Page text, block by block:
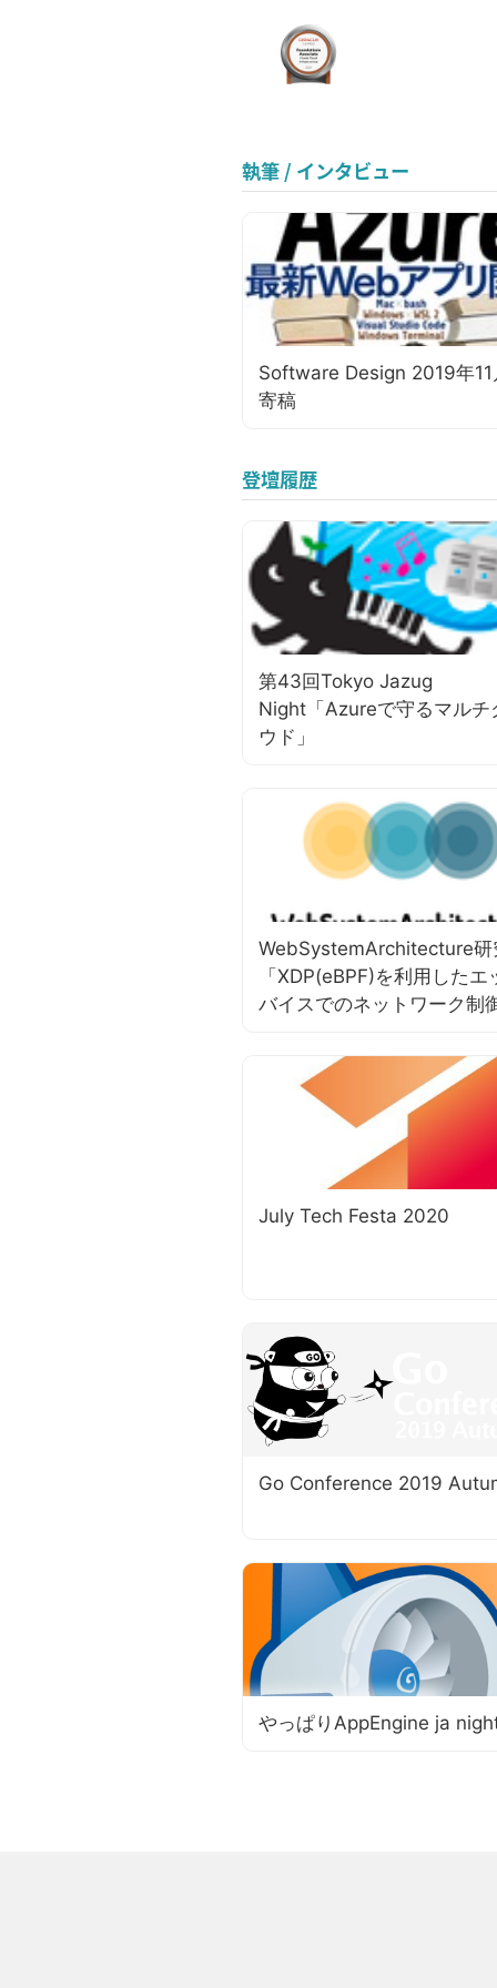
執筆 / インタビュー
Software Design 2019年11
寄稿
登壇履歴
第43回Tokyo Jazug
Night「Azureで守るマルチ
ウド」
WebSystemArchitecture研
「XDP(eBPF)を利用したエ
バイスでのネットワーク制
July Tech Festa 2020
Go Conference 2019
やっぱりAppEngine ja